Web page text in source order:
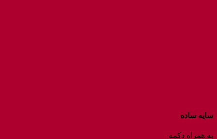
سایه ساده
به همراه دکمه